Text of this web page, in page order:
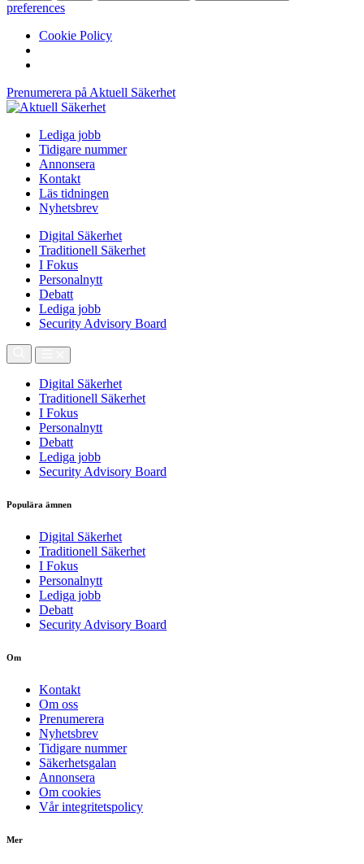
preferences
Cookie Policy
Prenumerera på Aktuell Säkerhet
Lediga jobb
Tidigare nummer
Annonsera
Kontakt
Läs tidningen
Nyhetsbrev
Digital Säkerhet
Traditionell Säkerhet
I Fokus
Personalnytt
Debatt
Lediga jobb
Security Advisory Board
Digital Säkerhet
Traditionell Säkerhet
I Fokus
Personalnytt
Debatt
Lediga jobb
Security Advisory Board
Populära ämnen
Digital Säkerhet
Traditionell Säkerhet
I Fokus
Personalnytt
Lediga jobb
Debatt
Security Advisory Board
Om
Kontakt
Om oss
Prenumerera
Nyhetsbrev
Tidigare nummer
Säkerhetsgalan
Annonsera
Om cookies
Vår integritetspolicy
Mer